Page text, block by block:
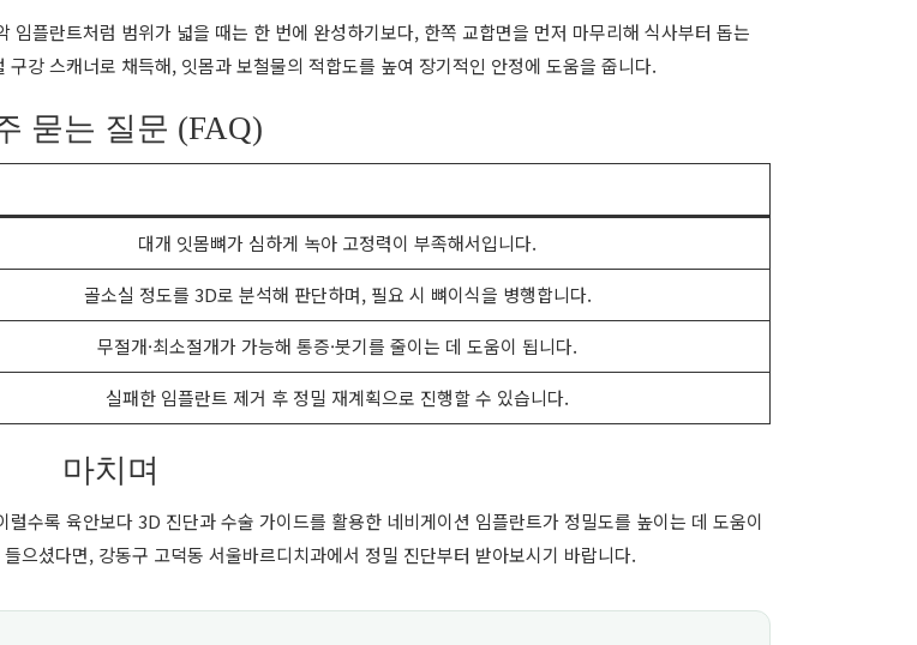
임플란트처럼 범위가 넓을 때는 한 번에 완성하기보다, 한쪽 교합면을 먼저 마무리해 식사부터 돕는
강 스캐너로 채득해, 잇몸과 보철물의 적합도를 높여 장기적인 안정에 도움을 줍니다.
묻는 질문 (FAQ)
대개 잇몸뼈가 심하게 녹아 고정력이 부족해서입니다.
골소실 정도를 3D로 분석해 판단하며, 필요 시 뼈이식을 병행합니다.
무절개·최소절개가 가능해 통증·붓기를 줄이는 데 도움이 됩니다.
실패한 임플란트 제거 후 정밀 재계획으로 진행할 수 있습니다.
마치며
수록 육안보다 3D 진단과 수술 가이드를 활용한 네비게이션 임플란트가 정밀도를 높이는 데 도움이
으셨다면, 강동구 고덕동 서울바르디치과에서 정밀 진단부터 받아보시기 바랍니다.